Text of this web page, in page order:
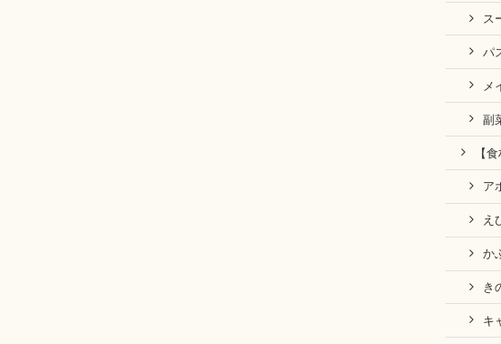
ス
パ
メ
副
【
ア
え
か
き
キ